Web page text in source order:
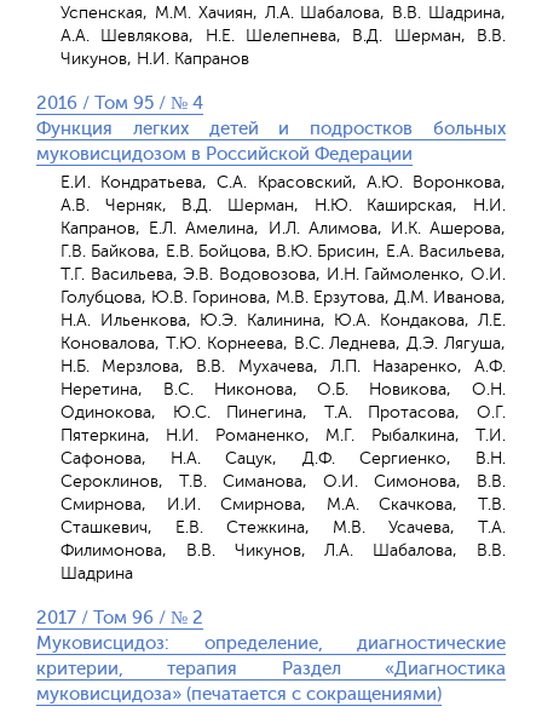
Успенская, М.M. Хачиян, Л.А. Шабалова, В.В. Шадрина,
А.А. Шевлякова, Н.Е. Шелепнева, В.Д. Шерман, В.В.
Чикунов, Н.И. Капранов
2016 / Том 95 / № 4
Функция легких детей и подростков больных
муковисцидозом в Российской Федерации
Е.И. Кондратьева, С.А. Красовский, А.Ю. Воронкова,
A.В. Черняк, В.Д. Шерман, Н.Ю. Каширская, Н.И.
Капранов, Е.Л. Амелина, И.Л. Алимова, И.К. Ашерова,
Г.В. Байкова, Е.В. Бойцова, В.Ю. Брисин, Е.А. Васильева,
Т.Г. Васильева, Э.В. Водовозова, И.Н. Гаймоленко, О.И.
Голубцова, Ю.В. Горинова, М.В. Ерзутова, Д.М. Иванова,
Н.А. Ильенкова, Ю.Э. Калинина, Ю.А. Кондакова, Л.Е.
Коновалова, Т.Ю. Корнеева, В.С. Леднева, Д.Э. Лягуша,
Н.Б. Мерзлова, В.В. Мухачева, Л.П. Назаренко, А.Ф.
Неретина, В.С. Никонова, О.Б. Новикова, О.Н.
Одинокова, Ю.С. Пинегина, Т.А. Протасова, О.Г.
Пятеркина, Н.И. Романенко, М.Г. Рыбалкина, Т.И.
Сафонова, Н.А. Сацук, Д.Ф. Сергиенко, В.Н.
Сероклинов, Т.В. Симанова, О.И. Симонова, В.В.
Смирнова, И.И. Смирнова, М.А. Скачкова, Т.В.
Сташкевич, Е.В. Стежкина, М.В. Усачева, Т.А.
Филимонова, В.В. Чикунов, Л.А. Шабалова, В.В.
Шадрина
2017 / Том 96 / № 2
Муковисцидоз: определение, диагностические
критерии, терапия Раздел «Диагностика
муковисцидоза» (печатается с сокращениями)